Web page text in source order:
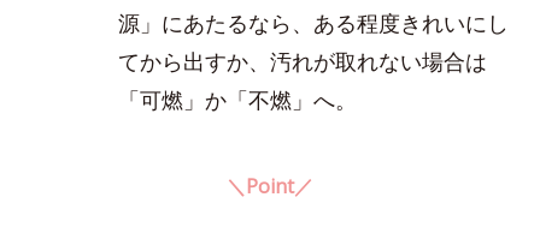
源」にあたるなら、ある程度きれいにし
てから出すか、汚れが取れない場合は
「可燃」か「不燃」へ。
＼Point／